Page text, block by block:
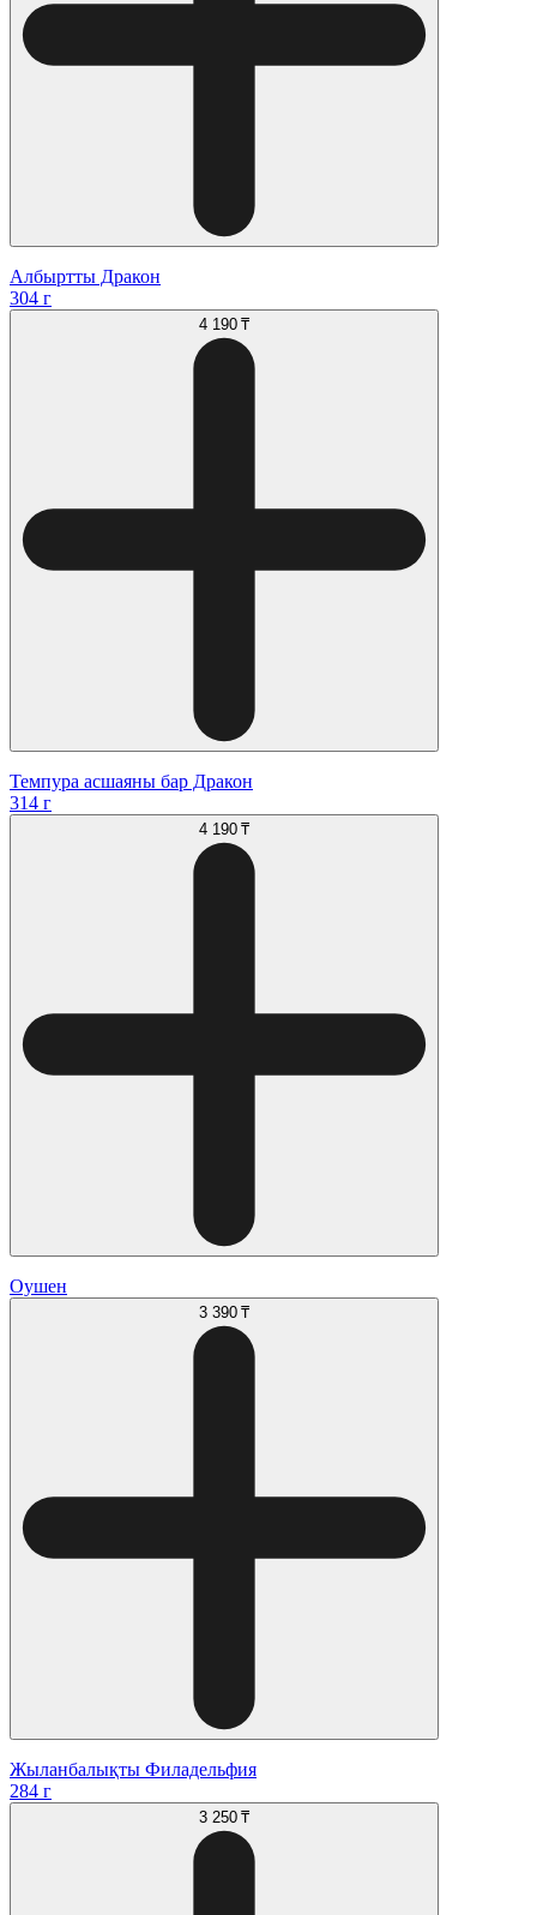
Албыртты Дракон
304 г
4 190 ₸
Темпура асшаяны бар Дракон
314 г
4 190 ₸
Оушен
3 390 ₸
Жыланбалықты Филадельфия
284 г
3 250 ₸